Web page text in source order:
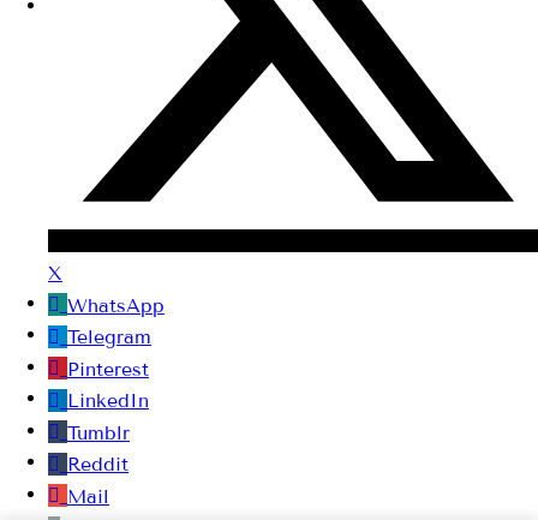
X
WhatsApp
Telegram
Pinterest
LinkedIn
Tumblr
Reddit
Mail